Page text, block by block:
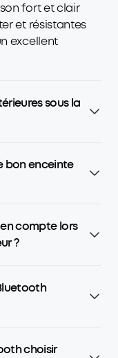
fort et clair
et résistantes
excellent
sous la
bon enceinte
compte lors
?
choisir